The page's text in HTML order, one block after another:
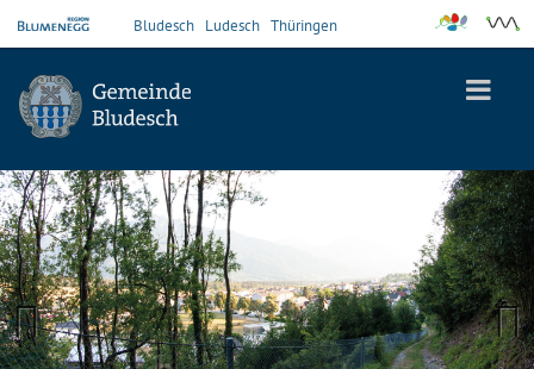
Bludesch Ludesch Thüringen